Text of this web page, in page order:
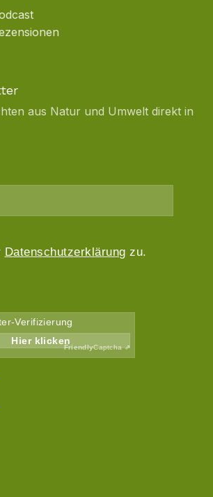
aus Natur und Umwelt direkt in